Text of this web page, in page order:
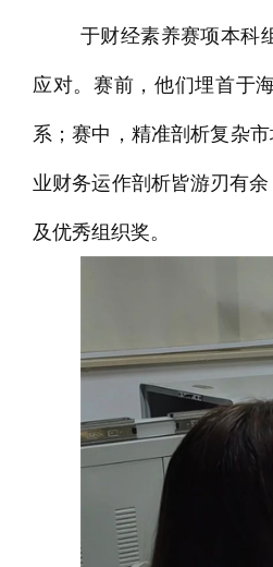
于财经素养赛项本科
应对。赛前，他们埋首于
系；赛中，精准剖析复杂
业财务运作剖析皆游刃有
及优秀组织奖。